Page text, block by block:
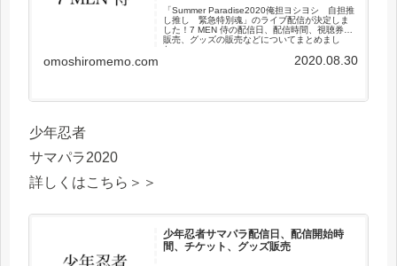
「Summer Paradise2020俺担ヨシヨシ 自担推
し推し 緊急特別魂」のライブ配信が決定しま
した！7 MEN 侍の配信日、配信時間、視聴券の
販売、グッズの販売などについてまとめまし
た。
omoshiromemo.com 2020.08.30
少年忍者
サマパラ2020
詳しくはこちら＞＞
少年忍者サマパラ配信日、配信開始時
間、チケット、グッズ販売